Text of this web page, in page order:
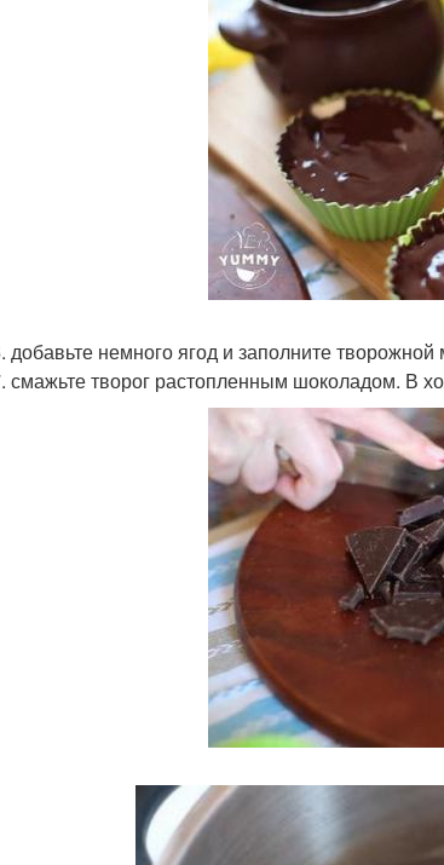
добавьте немного ягод и заполните творожной
смажьте творог растопленным шоколадом. В